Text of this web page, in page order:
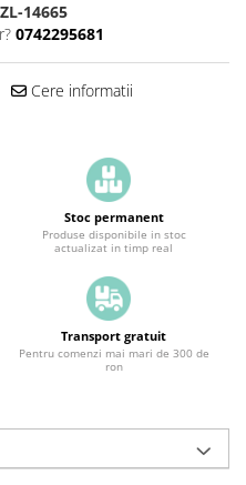
ZL-14665
0742295681
Cere informatii
Stoc permanent
Produse disponibile in stoc
actualizat in timp real
Transport gratuit
Pentru comenzi mai mari de 300 de
ron